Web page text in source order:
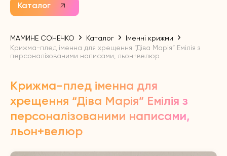
Каталог
МАМИНЕ СОНЕЧКО Каталог
Іменні крижми
Крижма-плед іменна для хрещення “Діва Марія” Емілія з
персоналізованими написами, льон+велюр
Крижма-плед іменна для
хрещення “Діва Марія” Емілія з
персоналізованими написами,
льон+велюр